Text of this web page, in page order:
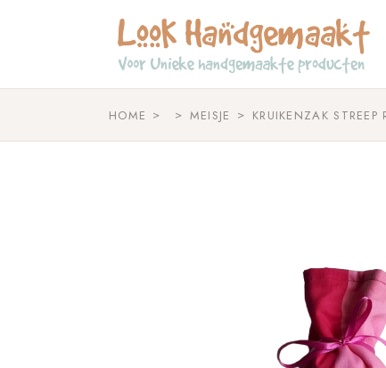
HOME MEISJE KRUIKENZAK STREEP